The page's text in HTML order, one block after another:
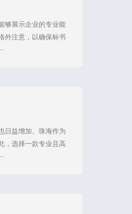
够展示企业的专业能
外注意，以确保标书
日益增加。珠海作为
，选择一款专业且高